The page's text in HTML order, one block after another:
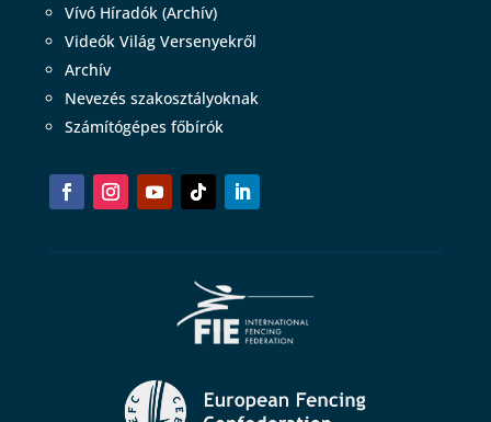
Vívó Híradók (Archív)
Videók Világ Versenyekről
Archív
Nevezés szakosztályoknak
Számítógépes főbírók